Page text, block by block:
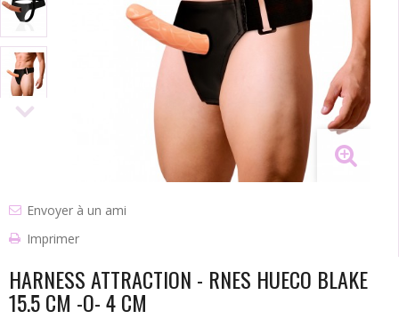
Envoyer à un ami
Imprimer
HARNESS ATTRACTION - RNES HUECO BLAKE
15.5 CM -O- 4 CM